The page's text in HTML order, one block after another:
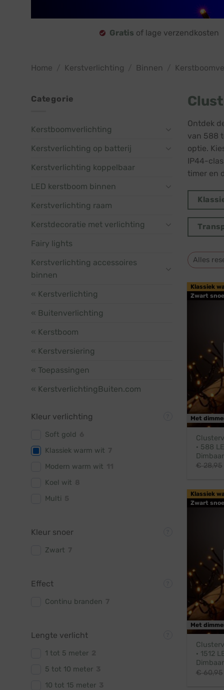
Gratis of lage verzendkosten
Home Kerstverlichting Binnen
Categorie
Kerstboomverlichting
Kerstverlichting op batterij
Kerstverlichting koppelbaar
LED kerstboom binnen
Kerstverlichting raam
Kerstdecoratie met verlichting
Fairy lights
Kerstverlichting accessoires
binnen
« Kerstverlichting
« Buitenverlichting
« Kerstboom
« Kerstversiering
« Toepassingen
« KerstverlichtingBuiten.com
Kleur verlichting
Soft gold
Klassiek warm wit
Modern warm wit
Koel wit
Multi
Kleur snoer
Zwart
Effect
Continu branden
Lengte verlicht
1 tot 5 meter
5 tot 10 meter
10 tot 15 meter
Ontdek
van 588
optie.
IP44-
timer en
Alles
Klassiek
Zwart
Met
· 588
Dimbaar
€28,95
Klassiek
Zwart
Met
· 1512
Dimbaar
€60,95